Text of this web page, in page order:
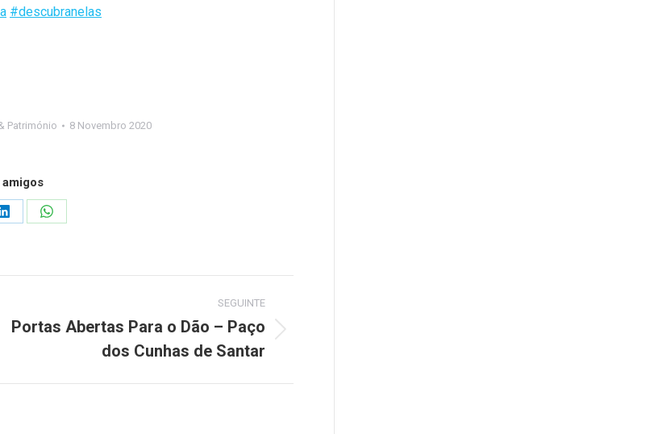
#descubranelas
Património 8 Novembro 2020
Share
Share
SEGUINTE
Portas Abertas Para o Dão – Paço
dos Cunhas de Santar